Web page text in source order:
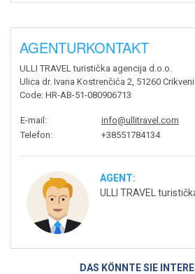
AGENTURKONTAKT
ULLI TRAVEL turistička agencija d.o.o.
Ulica dr. Ivana Kostrenčića 2, 51260
Code: HR-AB-51-080906713
E-mail :
info@ullitravel.com
Telefon: +38551784134
AGENT:
ULLI TRAVEL
DAS KÖNNTE SIE